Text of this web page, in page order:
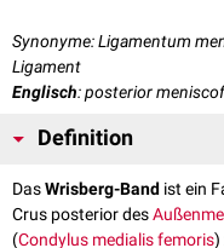
Synonyme: Ligamentum
Ligament
Englisch: posterior
Definition
DasWrisberg-Band ist ein
Crus posterior des
(Condylus medialis femoris)